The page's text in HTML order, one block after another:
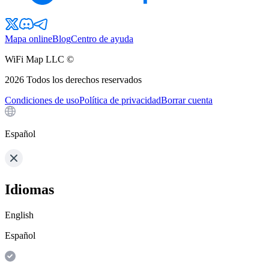
Mapa onlineBlogCentro de ayuda
WiFi Map LLC ©
2026 Todos los derechos reservados
Condiciones de usoPolítica de privacidadBorrar cuenta
Español
Idiomas
English
Español